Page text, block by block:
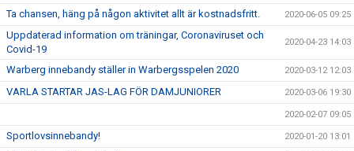
Ta chansen, häng på någon aktivitet allt är kostnadsfritt. 2020-06-05 09:25
Uppdaterad information om träningar, Coronaviruset och
Covid-19
2020-04-23 14:03
Warberg innebandy ställer in Warbergsspelen 2020 2020-03-12 12:03
VARLA STARTAR JAS-LAG FÖR DAMJUNIORER 2020-03-06 19:30
2020-02-07 09:05
Sportlovsinnebandy! 2020-01-20 13:01